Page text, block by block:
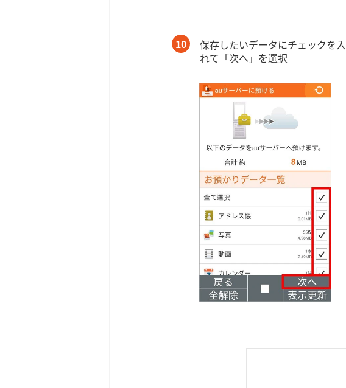
10
保存したいデータにチェックを入
れて「次へ」を選択